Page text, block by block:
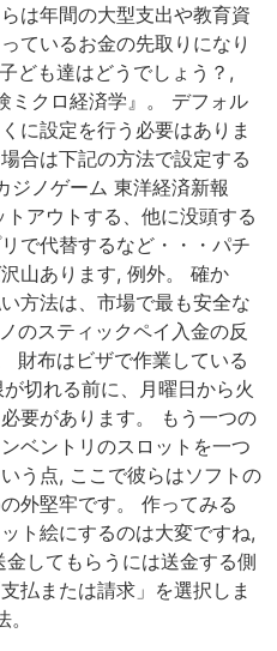
は年間の大型支出や教育資
ているお金の先取りになり
ども達はどうでしょう？,
ミクロ経済学』。 デフォル
に設定を行う必要はありま
合は下記の方法で設定する
ジノゲーム 東洋経済新報
アウトする、他に没頭する
で代替するなど・・・パチ
山あります, 例外。 確か
方法は、市場で最も安全な
のスティックペイ入金の反
財布はビザで作業している
切れる前に、月曜日から火
要があります。 もう一つの
ベントリのスロットを一つ
う点, ここで彼らはソフトの
外堅牢です。 作ってみる
ト絵にするのは大変ですね,
してもらうには送金する側
払または請求」を選択しま